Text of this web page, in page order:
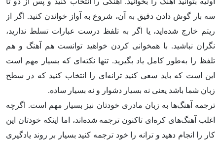
سه بار گوش دادن دقیق به آن، شروع به آواز خواندن کنید. اگر از
ریتم خارج شده‌اید، یا اگر به تلفظ درست عبارات تسلط ندارید،
نگران نباشید. با همخوانی کردن خواهید توانست هم آهنگ و هم
تلفظ را به‌طور کامل یاد بگیرید. تنها نکته‌ای که بسیار مهم است
این است که باید سعی کنید ترانه‌ای را انتخاب کنید که در سطح
زبان شما باشد یعنی نه بسیار دشوار و نه بسیار ساده.
ترجمه آهنگ‌ها به زبان مادری‌ خودتان نیز بسیار مهم است. اگرچه
اغلب آهنگ‌های کره‌ای تاکنون ترجمه شده‌اند، اما اینکه خودتان این
کار را انجام دهید و ترانه را خود ترجمه کنید بسیار بر روند یادگیری